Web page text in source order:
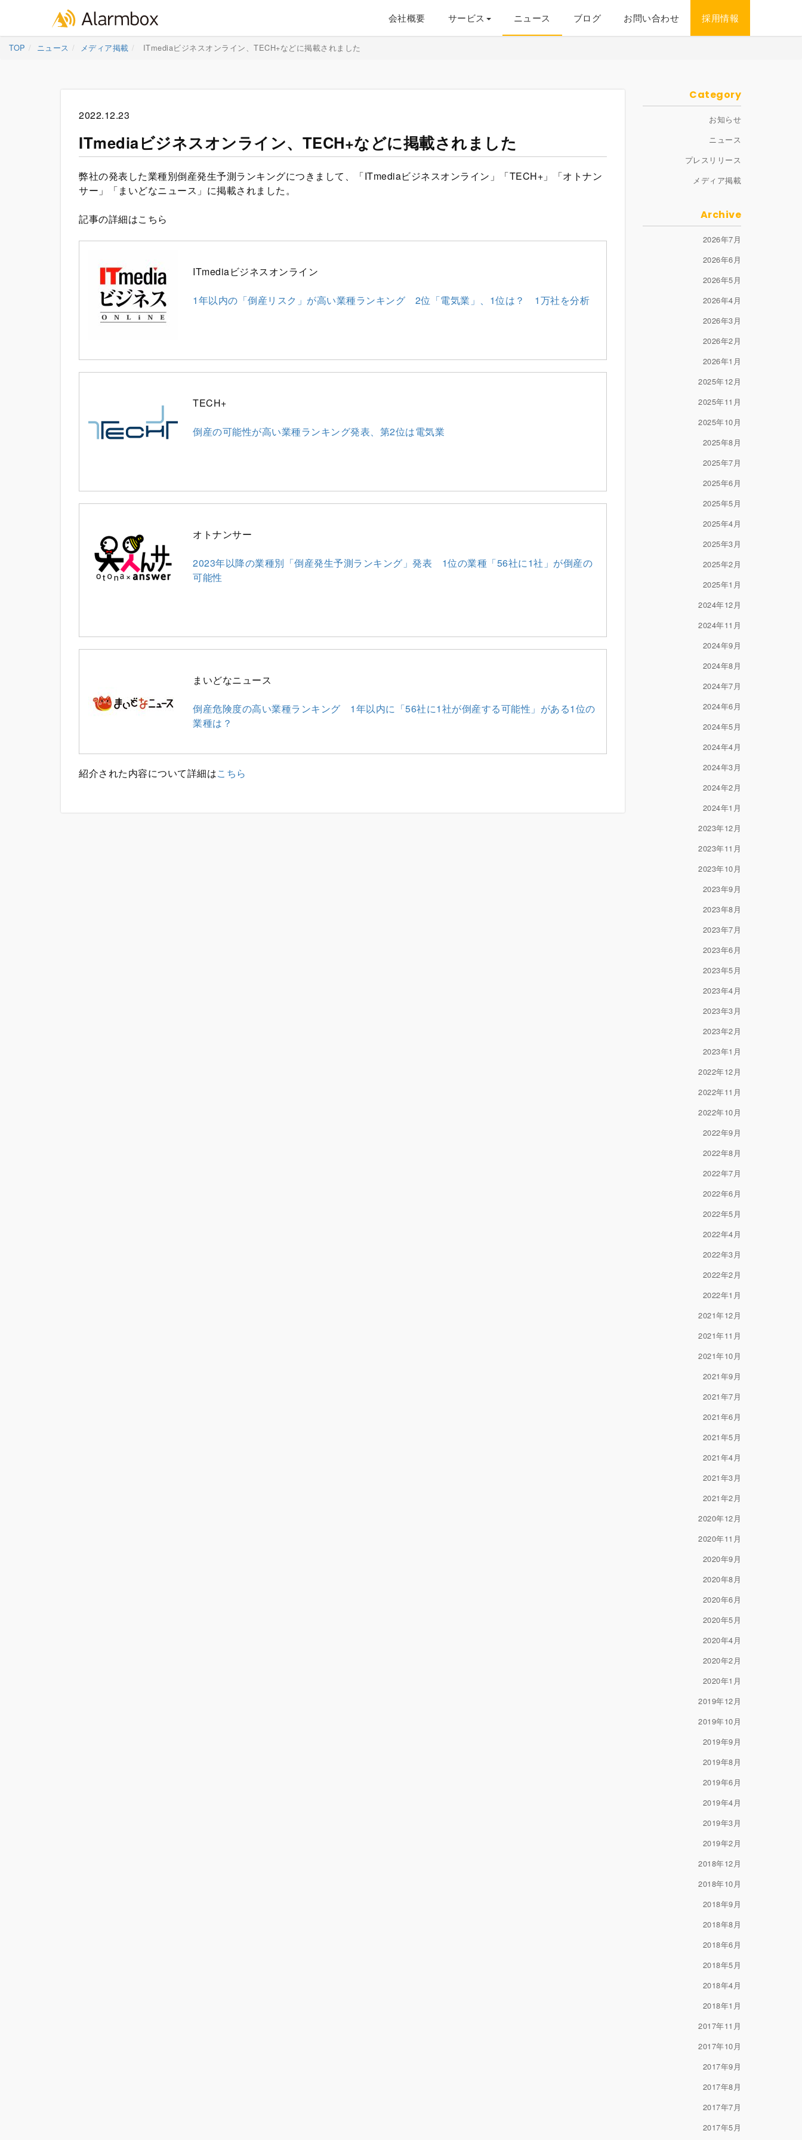
Skip
会社概要 サービス ニュース ブログ お問い合わせ 採用情報
TOP ニュース メディア掲載 ITmediaビジネスオンライン、TECH+などに掲載されました
2022.12.23
ITmediaビジネスオンライン、TECH+などに掲載されました
弊社の発表した業種別倒産発生予測ランキングにつきまして、「ITmediaビジネスオンライン」「TECH+」「オトナン
サー」「まいどなニュース」に掲載されました。
記事の詳細はこちら
ITmediaビジネスオンライン
1年以内の「倒産リスク」が高い業種ランキング 2位「電気業」、1位は？ 1万社を分析
TECH+
倒産の可能性が高い業種ランキング発表、第2位は電気業
オトナンサー
2023年以降の業種別「倒産発生予測ランキング」発表 1位の業種「56社に1社」が倒産の
可能性
まいどなニュース
倒産危険度の高い業種ランキング 1年以内に「56社に1社が倒産する可能性」がある1位の
業種は？
紹介された内容について詳細はこちら
Category
お知らせ
ニュース
プレスリリース
メディア掲載
Archive
2026年7月
2026年6月
2026年5月
2026年4月
2026年3月
2026年2月
2026年1月
2025年12月
2025年11月
2025年10月
2025年8月
2025年7月
2025年6月
2025年5月
2025年4月
2025年3月
2025年2月
2025年1月
2024年12月
2024年11月
2024年9月
2024年8月
2024年7月
2024年6月
2024年5月
2024年4月
2024年3月
2024年2月
2024年1月
2023年12月
2023年11月
2023年10月
2023年9月
2023年8月
2023年7月
2023年6月
2023年5月
2023年4月
2023年3月
2023年2月
2023年1月
2022年12月
2022年11月
2022年10月
2022年9月
2022年8月
2022年7月
2022年6月
2022年5月
2022年4月
2022年3月
2022年2月
2022年1月
2021年12月
2021年11月
2021年10月
2021年9月
2021年7月
2021年6月
2021年5月
2021年4月
2021年3月
2021年2月
2020年12月
2020年11月
2020年9月
2020年8月
2020年6月
2020年5月
2020年4月
2020年2月
2020年1月
2019年12月
2019年10月
2019年9月
2019年8月
2019年6月
2019年4月
2019年3月
2019年2月
2018年12月
2018年10月
2018年9月
2018年8月
2018年6月
2018年5月
2018年4月
2018年1月
2017年11月
2017年10月
2017年9月
2017年8月
2017年7月
2017年5月